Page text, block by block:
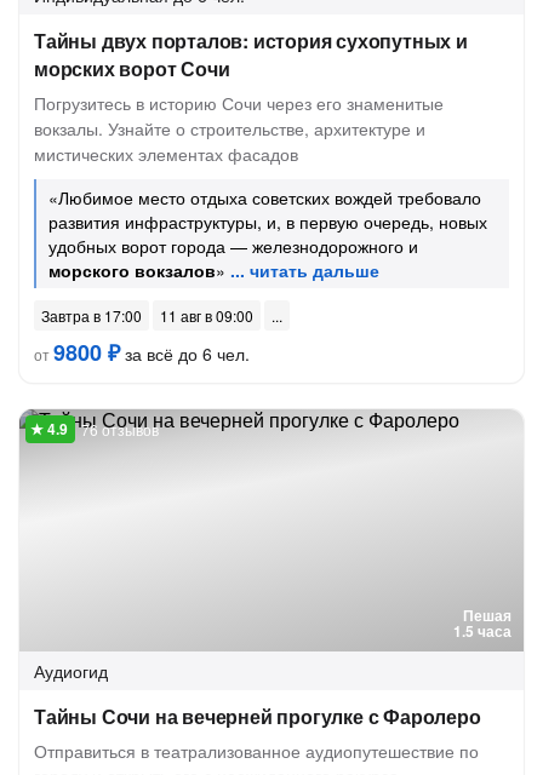
Тайны двух порталов: история сухопутных и
морских ворот Сочи
Погрузитесь в историю Сочи через его знаменитые
вокзалы. Узнайте о строительстве, архитектуре и
мистических элементах фасадов
«Любимое место отдыха советских вождей требовало
развития инфраструктуры, и, в первую очередь, новых
удобных ворот города — железнодорожного и
морского вокзалов»
Завтра в 17:00
11 авг в 09:00
от9800 ₽за всё до 6 чел.
Пешая
1.5 часа
76 отзывов
Аудиогид
Тайны Сочи на вечерней прогулке с Фаролеро
Отправиться в театрализованное аудиопутешествие по